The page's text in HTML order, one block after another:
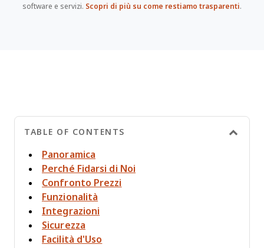
software e servizi. Scopri di più su come restiamo trasparenti.
TABLE OF CONTENTS
Panoramica
Perché Fidarsi di Noi
Confronto Prezzi
Funzionalità
Integrazioni
Sicurezza
Facilità d'Uso